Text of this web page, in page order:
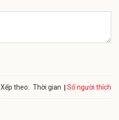
Xếp theo: Thời gian Số người thích